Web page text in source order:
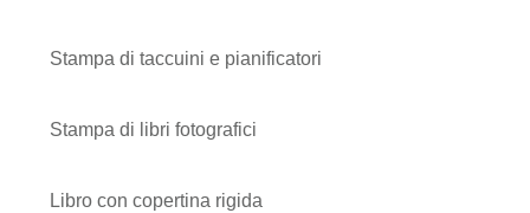
Stampa di taccuini e pianificatori
Stampa di libri fotografici
Libro con copertina rigida